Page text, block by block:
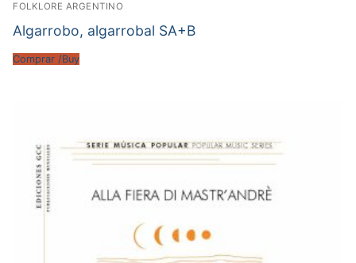
FOLKLORE ARGENTINO
Algarrobo, algarrobal SA+B
Comprar /Buy